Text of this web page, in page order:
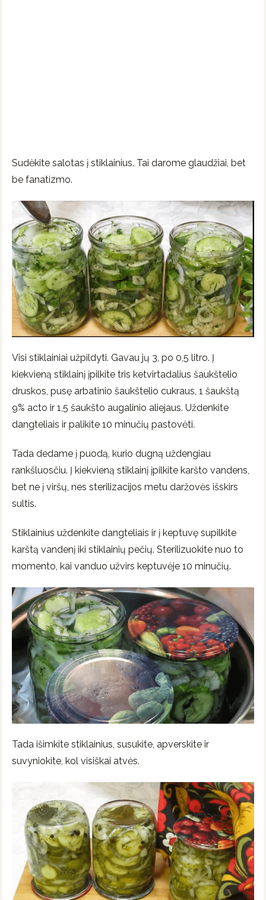
Sudėkite salotas į stiklainius. Tai darome glaudžiai, bet
be fanatizmo.
Visi stiklainiai užpildyti. Gavau jų 3, po 0,5 litro. Į
kiekvieną stiklainį įpilkite tris ketvirtadalius šaukštelio
druskos, pusę arbatinio šaukštelio cukraus, 1 šaukštą
9% acto ir 1,5 šaukšto augalinio aliejaus. Uždenkite
dangteliais ir palikite 10 minučių pastovėti.
Tada dedame į puodą, kurio dugną uždengiau
rankšluosčiu. Į kiekvieną stiklainį įpilkite karšto vandens,
bet ne į viršų, nes sterilizacijos metu daržovės išskirs
sultis.
Stiklainius uždenkite dangteliais ir į keptuvę supilkite
karštą vandenį iki stiklainių pečių. Sterilizuokite nuo to
momento, kai vanduo užvirs keptuvėje 10 minučių.
Tada išimkite stiklainius, susukite, apverskite ir
suvyniokite, kol visiškai atvės.